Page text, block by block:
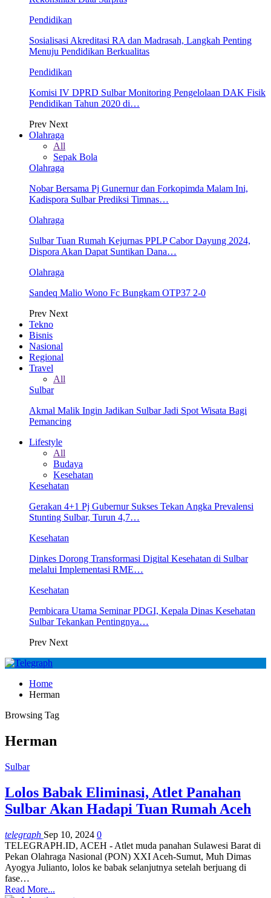
Pendidikan
Sosialisasi Akreditasi RA dan Madrasah, Langkah Penting
Menuju Pendidikan Berkualitas
Pendidikan
Komisi IV DPRD Sulbar Monitoring Pengelolaan DAK Fisik
Pendidikan Tahun 2020 di…
Prev Next
Olahraga
All
Sepak Bola
Olahraga
Nobar Bersama Pj Gunernur dan Forkopimda Malam Ini,
Kadispora Sulbar Prediksi Timnas…
Olahraga
Sulbar Tuan Rumah Kejurnas PPLP Cabor Dayung 2024,
Dispora Akan Dapat Suntikan Dana…
Olahraga
Sandeq Malio Wono Fc Bungkam OTP37 2-0
Prev Next
Tekno
Bisnis
Nasional
Regional
Travel
All
Sulbar
Akmal Malik Ingin Jadikan Sulbar Jadi Spot Wisata Bagi
Pemancing
Lifestyle
All
Budaya
Kesehatan
Kesehatan
Gerakan 4+1 Pj Gubernur Sukses Tekan Angka Prevalensi
Stunting Sulbar, Turun 4,7…
Kesehatan
Dinkes Dorong Transformasi Digital Kesehatan di Sulbar
melalui Implementasi RME…
Kesehatan
Pembicara Utama Seminar PDGI, Kepala Dinas Kesehatan
Sulbar Tekankan Pentingnya…
Prev Next
Home
Herman
Browsing Tag
Herman
Sulbar
Lolos Babak Eliminasi, Atlet Panahan
Sulbar Akan Hadapi Tuan Rumah Aceh
telegraph Sep 10, 2024 0
TELEGRAPH.ID, ACEH - Atlet muda panahan Sulawesi Barat di
Pekan Olahraga Nasional (PON) XXI Aceh-Sumut, Muh Dimas
Ayogya Julianto, lolos ke babak selanjutnya setelah berjuang di
fase…
Read More...